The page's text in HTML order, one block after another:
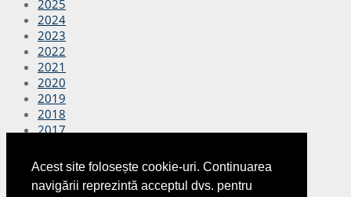
Acest site folosește cookie-uri. Continuarea
navigării reprezintă acceptul dvs. pentru
2025
2024
2023
2022
2021
2020
2019
2018
2017
2015
2014
2013